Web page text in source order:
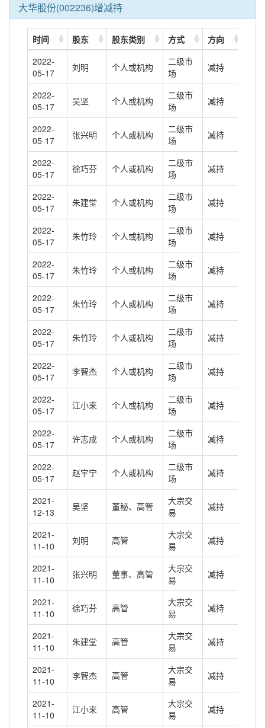
大华股份(002236)增减持
时间 股东 股东类别 方式 方向
2022-
05-17
刘明 个人或机构
二级市
场
减持
2022-
05-17
吴坚 个人或机构
二级市
场
减持
2022-
05-17
张兴明 个人或机构
二级市
场
减持
2022-
05-17
徐巧芬 个人或机构
二级市
场
减持
2022-
05-17
朱建堂 个人或机构
二级市
场
减持
2022-
05-17
朱竹玲 个人或机构
二级市
场
减持
2022-
05-17
朱竹玲 个人或机构
二级市
场
减持
2022-
05-17
朱竹玲 个人或机构
二级市
场
减持
2022-
05-17
朱竹玲 个人或机构
二级市
场
减持
2022-
05-17
李智杰 个人或机构
二级市
场
减持
2022-
05-17
江小来 个人或机构
二级市
场
减持
2022-
05-17
许志成 个人或机构
二级市
场
减持
2022-
05-17
赵宇宁 个人或机构
二级市
场
减持
2021-
12-13
吴坚 董秘、高管
大宗交
易
减持
2021-
11-10
刘明 高管
大宗交
易
减持
2021-
11-10
张兴明 董事、高管
大宗交
易
减持
2021-
11-10
徐巧芬 高管
大宗交
易
减持
2021-
11-10
朱建堂 高管
大宗交
易
减持
2021-
11-10
李智杰 高管
大宗交
易
减持
2021-
11-10
江小来 高管
大宗交
易
减持